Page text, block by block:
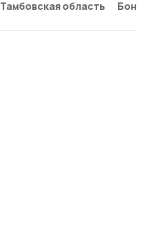
Тамбовская область